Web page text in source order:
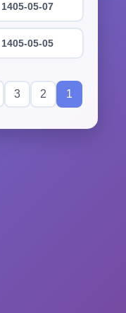
1405-05-07
1405-05-05
1
2
3